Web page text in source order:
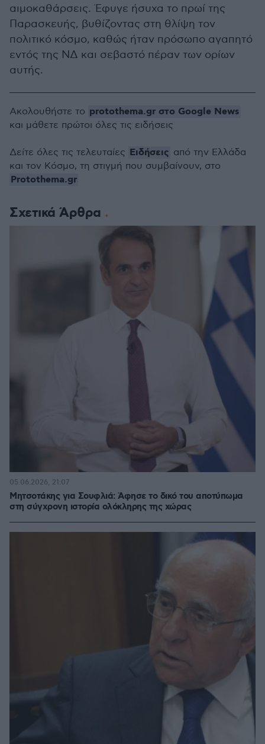
αιμοκαθάρσεις. Έφυγε ήσυχα το πρωί της
Παρασκευής, βυθίζοντας στη θλίψη τον
πολιτικό κόσμο, καθώς ήταν πρόσωπο αγαπητό
εντός της ΝΔ και σεβαστό πέραν των ορίων
αυτής.
Σχετικά Άρθρα
Μητσοτάκης για Σουφλιά: Άφησε το δικό του αποτύπωμα
στη σύγχρονη ιστορία ολόκληρης της χώρας
05.06.2026, 21:07
Ακολουθήστε το protothema.gr στο Google News
και μάθετε πρώτοι όλες τις ειδήσεις
Δείτε όλες τις τελευταίες Ειδήσεις από την Ελλάδα
και τον Κόσμο, τη στιγμή που συμβαίνουν, στο
Protothema.gr